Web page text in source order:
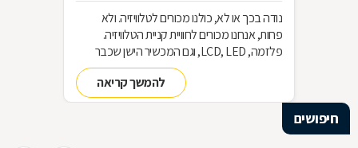
נודה בכך או לא, כולנו מכורים לטלוויזיה. ולא
פחות, אנחנו מכורים לחוויית קניית הטלוויזיה.
פלזמה, LCD, LED, וגם המכשיר הישן שכבר
שכחנו את שמו. כל כך הרבה אפשרויות וכל כך
מעט זמן. אז בשביל זה אנחנו כאןלהמשך קריאה
חיפושים